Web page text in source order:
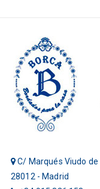
C/ Marqués Viudo de
28012 - Madrid